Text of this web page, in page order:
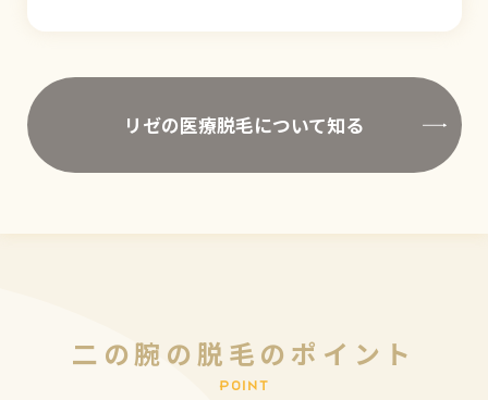
リゼの医療脱毛について知る
二 の腕 の 脱 毛 の ポ イ ン ト
P O NT